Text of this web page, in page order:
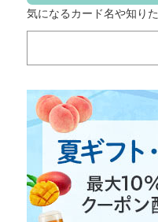
気になるカード名や知り